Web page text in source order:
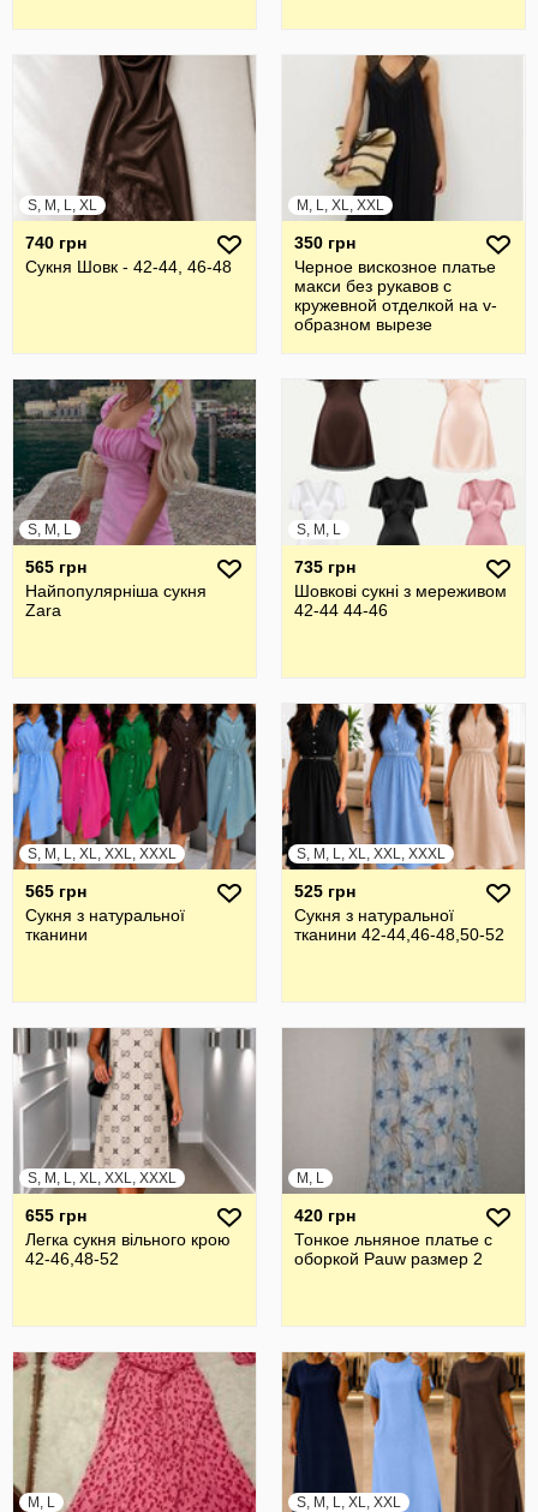
S, M, L, XL
740 грн
Сукня Шовк - 42-44, 46-48
M, L, XL, XXL
350 грн
Черное вискозное платье
макси без рукавов с
кружевной отделкой на v-
образном вырезе
S, M, L
565 грн
Найпопулярніша сукня
Zara
S, M, L
735 грн
Шовкові сукні з мереживом
42-44 44-46
S, M, L, XL, XXL, XXXL
565 грн
Сукня з натуральної
тканини
S, M, L, XL, XXL, XXXL
525 грн
Сукня з натуральної
тканини 42-44,46-48,50-52
S, M, L, XL, XXL, XXXL
655 грн
Легка сукня вільного крою
42-46,48-52
M, L
420 грн
Тонкое льняное платье с
оборкой Pauw размер 2
M, L S, M, L, XL, XXL